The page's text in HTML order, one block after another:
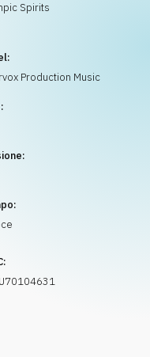
Spirits
Production Music